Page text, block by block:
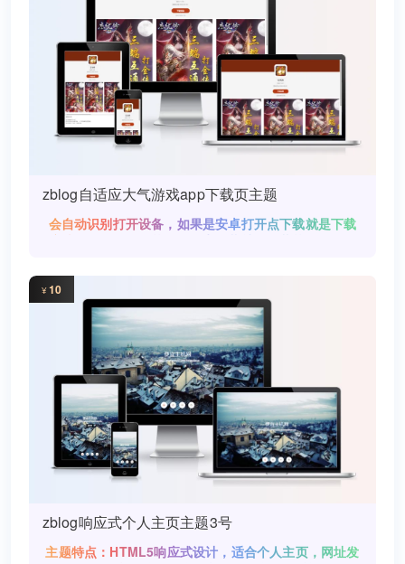
zblog自适应大气游戏app下载页主题
会自动识别打开设备，如果是安卓打开点下载就是下载
安卓版app，如果苹果打开点下载就是下载苹果版app
¥10
zblog响应式个人主页主题3号
主题特点：HTML5响应式设计，适合个人主页，网址发